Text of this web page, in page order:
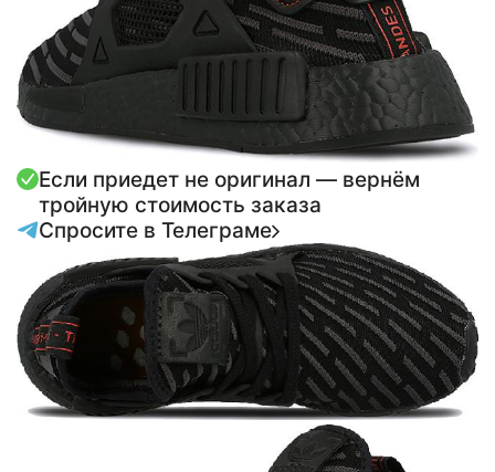
Если приедет не оригинал — вернём
тройную стоимость заказа
Спросите в Телеграме